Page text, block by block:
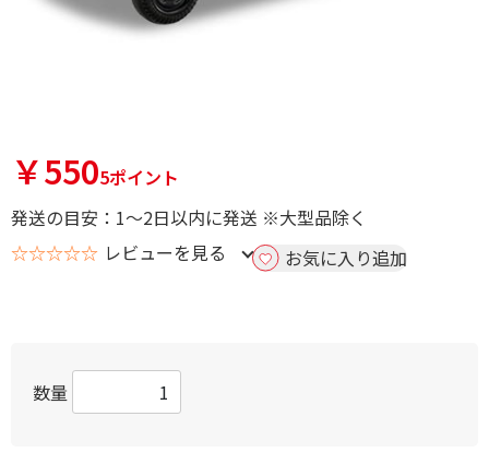
￥5505ポイント
発送の目安：1～2日以内に発送 ※大型品除く
☆☆☆☆☆ レビューを見る お気に入り追加
数量